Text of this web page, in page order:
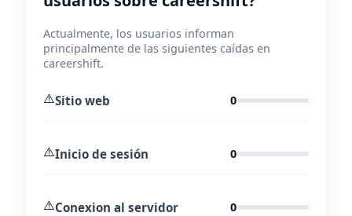
Actualmente, los usuarios informan
principalmente de las siguientes caídas en
careershift.
⚠️Sitio web 0
⚠️Inicio de sesión 0
⚠️Conexion al servidor 0